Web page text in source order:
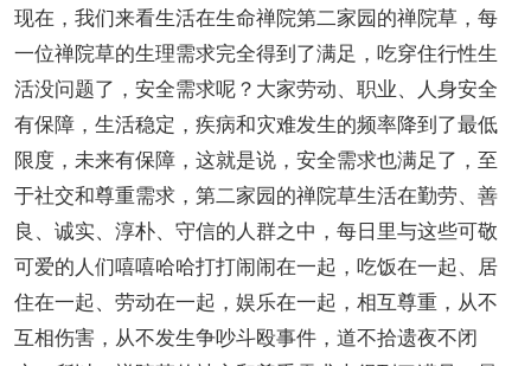
现在，我们来看生活在生命禅院第二家园 的禅院草，每
一位禅院草的生理需求完全得到了满足，吃穿住行性生
活没问题了，安全需求呢？大家劳动、职业、人身安全
有保障，生活稳定，疾病和灾难发生的频率降到了最低
限度，未来有保障，这就是说，安全需求也满足了，至
于社交和尊重需求，第二家园的禅院草生活在勤劳、善
良、诚实、淳朴、守信的人群之中，每日里与这些可敬
可爱的人们嘻嘻哈哈打打闹闹在一起，吃饭在一起、居
住在一起、劳动在一起，娱乐在一起，相互尊重，从不
互相伤害，从不发生争吵斗殴事件，道不拾遗夜不闭